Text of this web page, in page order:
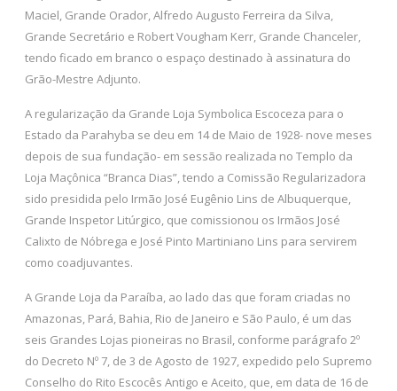
Maciel, Grande Orador, Alfredo Augusto Ferreira da Silva,
Grande Secretário e Robert Vougham Kerr, Grande Chanceler,
tendo ficado em branco o espaço destinado à assinatura do
Grão-Mestre Adjunto.
A regularização da Grande Loja Symbolica Escoceza para o
Estado da Parahyba se deu em 14 de Maio de 1928- nove meses
depois de sua fundação- em sessão realizada no Templo da
Loja Maçônica “Branca Dias”, tendo a Comissão Regularizadora
sido presidida pelo Irmão José Eugênio Lins de Albuquerque,
Grande Inspetor Litúrgico, que comissionou os Irmãos José
Calixto de Nóbrega e José Pinto Martiniano Lins para servirem
como coadjuvantes.
A Grande Loja da Paraíba, ao lado das que foram criadas no
Amazonas, Pará, Bahia, Rio de Janeiro e São Paulo, é um das
seis Grandes Lojas pioneiras no Brasil, conforme parágrafo 2º
do Decreto Nº 7, de 3 de Agosto de 1927, expedido pelo Supremo
Conselho do Rito Escocês Antigo e Aceito, que, em data de 16 de